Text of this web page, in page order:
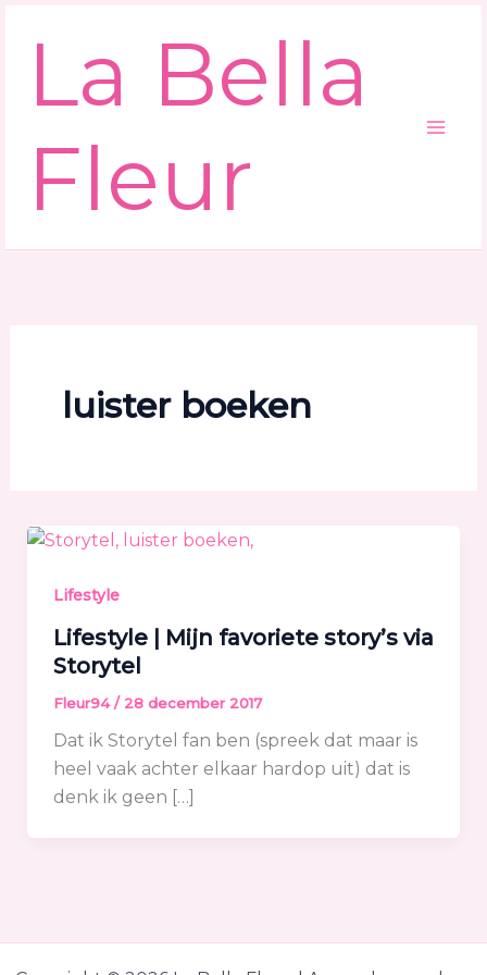
naar
inhoudLa Bella
Fleur
luister boeken
Lifestyle
Lifestyle | Mijn favoriete story’s via
Storytel
Fleur94/ 28 december 2017
Dat ik Storytel fan ben (spreek dat maar is
heel vaak achter elkaar hardop uit) dat is
denk ik geen […]